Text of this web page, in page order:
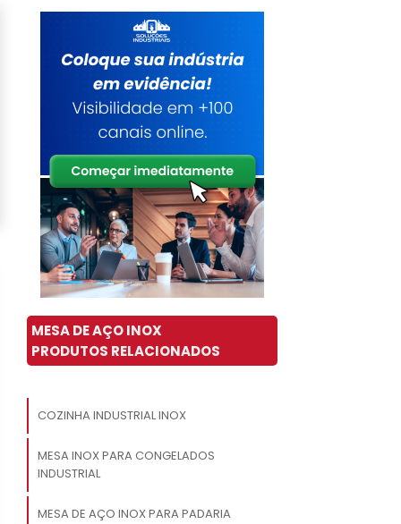
MESA DE AÇO INOX
PRODUTOS RELACIONADOS
COZINHA INDUSTRIAL INOX
MESA INOX PARA CONGELADOS
INDUSTRIAL
MESA DE AÇO INOX PARA PADARIA